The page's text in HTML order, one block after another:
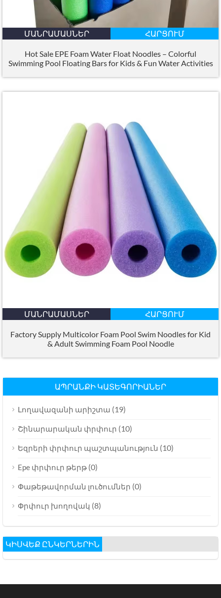
ՄԱՆՐԱՄԱՍՆԵՐ ՀԱՐՑՈՒՄ
Hot Sale EPE Foam Water Float Noodles – Colorful
Swimming Pool Floating Bars for Kids& Fun Water Activities
ՄԱՆՐԱՄԱՍՆԵՐ ՀԱՐՑՈՒՄ
Factory Supply Multicolor Foam Pool Swim Noodles for Kid
& Adult Swimming Foam Pool Noodle
ԱՊՐԱՆՔԻ ԿԱՏԵԳՈՐԻԱՆԵՐ
Լողավազանի արիշտա (19)
Շինարարական փրփուր (10)
Եզրերի փրփուր պաշտպանություն (10)
Epe փրփուր թերթ (0)
Փաթեթավորման լուծումներ (0)
Փրփուր խողովակ (8)
ԿԻՍՎԵՔ ԸՆԿԵՐՆԵՐԻՆ